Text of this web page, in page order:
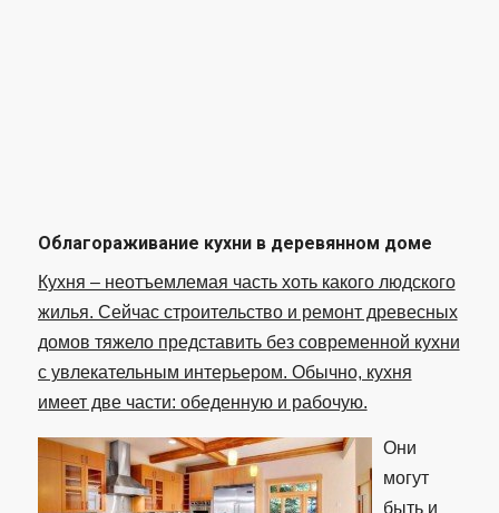
Облагораживание кухни в деревянном доме
Кухня – неотъемлемая часть хоть какого людского
жилья. Сейчас строительство и ремонт древесных
домов тяжело представить без современной кухни
с увлекательным интерьером. Обычно, кухня
имеет две части: обеденную и рабочую.
Они
могут
быть и